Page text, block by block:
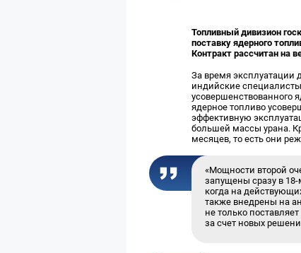
Топливный дивизион
поставку ядерного
Контракт рассчитан на
За время эксплуатации
индийские
усовершенствованного
ядерное топливо
эффективную
большей массы урана.
месяцев, то есть они
«Мощности второй
запущены сразу в
когда на
также внедрены на
не только
за счет новых